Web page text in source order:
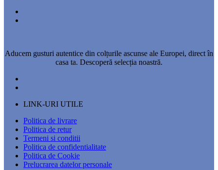
Aducem gusturi autentice din colțurile ascunse ale Europei, direct în
casa ta. Descoperă selecția noastră.
LINK-URI UTILE
Politica de livrare
Politica de retur
Termeni si conditii
Politica de confidentialitate
Politica de Cookie
Prelucrarea datelor personale